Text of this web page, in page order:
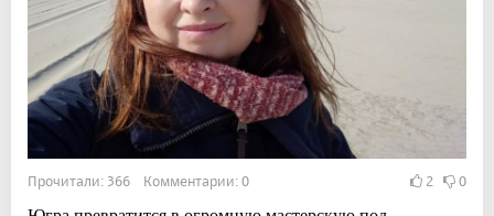
Прочитали: 366 Комментарии: 0 2 0